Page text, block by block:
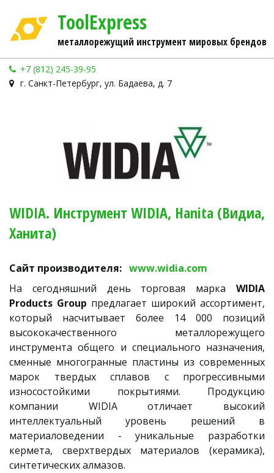
ToolExpress
металлорежущий инструмент мировых брендов
+7 (812) 245-39-95
г. Санкт-Петербург, ул. Бадаева, д. 7
WIDIA. Инструмент WIDIA, Hanita (Видиа,
Ханита)
Сайт производителя: www.widia.com
На сегодняшний день торговая маркаWIDIA
Products Group предлагает широкий ассортимент,
который насчитывает более 14 000 позиций
высококачественного металлорежущего
инструмента общего и специального назначения,
сменные многогранные пластины из современных
марок твердых сплавов с прогрессивными
износостойкими покрытиями. Продукцию
компании WIDIA отличает высокий
интеллектуальный уровень решений в
материаловедении - уникальные разработки
кермета, сверхтвердых материалов (керамика),
синтетических алмазов.